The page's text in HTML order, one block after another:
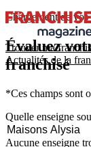
Trouver ma
Actualités de la
Chargement de
Évaluez
franchisé
*Ces champs sont
Quelle enseigne
Aucune enseigne